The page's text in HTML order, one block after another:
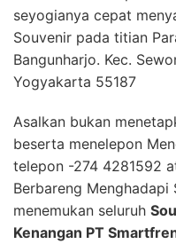
seyogianya cepat
Souvenir pada titian
Bangunharjo. Kec.
Yogyakarta 55187
Asalkan bukan
beserta menelepon
telepon -274 4281592
Berbareng Menghadapi
menemukan seluruh
Kenangan PT